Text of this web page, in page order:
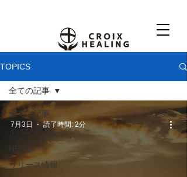
TOPICS
全ての記事
イベント
NEWS
リリース情報
全ての記事
7月3日 読了時間: 2分